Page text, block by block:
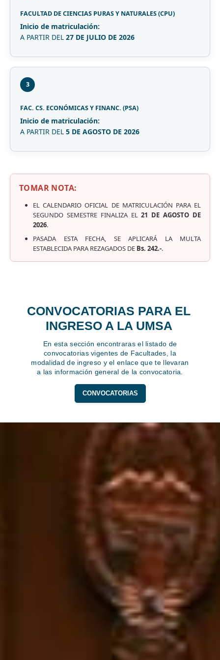
FACULTAD DE CIENCIAS PURAS Y NATURALES (CPU)
Inicio de matriculación:
A PARTIR DEL 27 DE JULIO DE 2026
3
FAC. CS. ECONÓMICAS Y FINANC. (PSA)
Inicio de matriculación:
A PARTIR DEL 5 DE AGOSTO DE 2026
TOMAR NOTA:
EL CALENDARIO OFICIAL DE MATRICULACIÓN PARA EL
SEGUNDO SEMESTRE FINALIZA EL21 DE AGOSTO DE
2026.
PASADA ESTA FECHA, SE APLICARÁ LA MULTA
ESTABLECIDA PARA REZAGADOS DE Bs. 242.-.
CONVOCATORIAS PARA EL
INGRESO A LA UMSA
En esta sección encontraras el listado de
convocatorias vigentes de Facultades, la
modalidad de ingreso y el enlace que te llevaran
a las información general de la convocatoria.
CONVOCATORIAS